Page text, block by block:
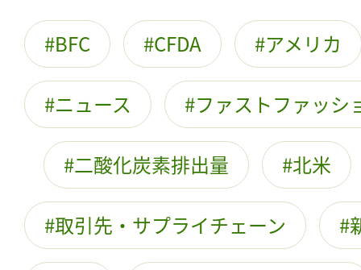
BFC CFDA アメリカ
ニュース ファストファッシ
二酸化炭素排出量 北米
取引先・サプライチェーン